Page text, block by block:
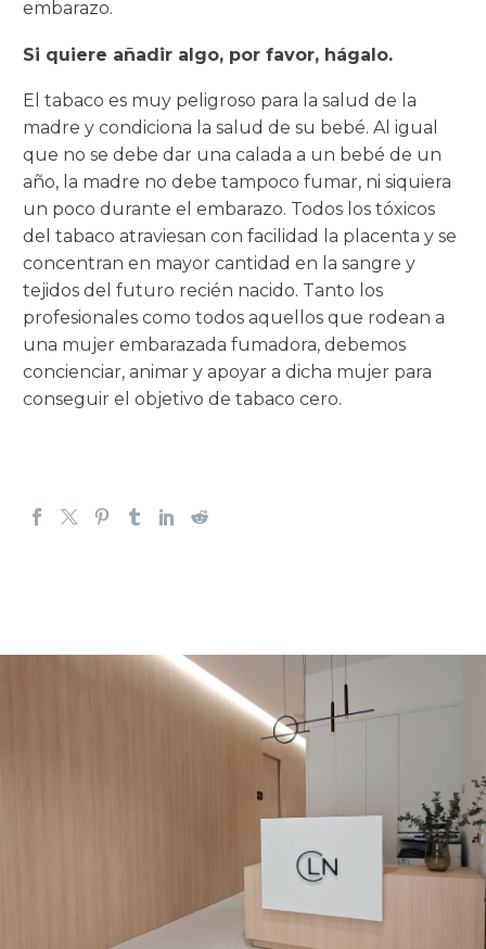
embarazo.
Si quiere añadir algo, por favor, hágalo.
El tabaco es muy peligroso para la salud de la
madre y condiciona la salud de su bebé. Al igual
que no se debe dar una calada a un bebé de un
año, la madre no debe tampoco fumar, ni siquiera
un poco durante el embarazo. Todos los tóxicos
del tabaco atraviesan con facilidad la placenta y se
concentran en mayor cantidad en la sangre y
tejidos del futuro recién nacido. Tanto los
profesionales como todos aquellos que rodean a
una mujer embarazada fumadora, debemos
concienciar, animar y apoyar a dicha mujer para
conseguir el objetivo de tabaco cero.